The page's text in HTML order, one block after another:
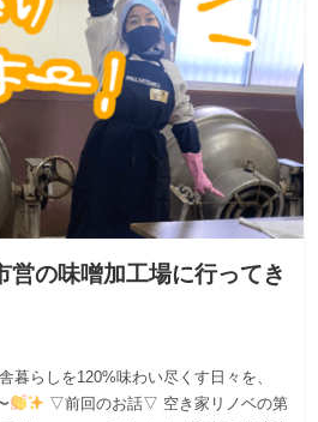
営の味噌加工場に行ってき
暮らしを120%味わい尽くす日々を、
▽前回のお話▽ 空き家リノベの第